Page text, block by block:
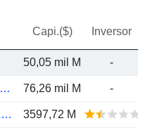
Capi.($) Inversor
50,05 mil M -
O'REILLY AUTOMOTIVE, INC. 76,26 mil M -
ADVANCE AUTO PARTS, INC.
3597,72 M